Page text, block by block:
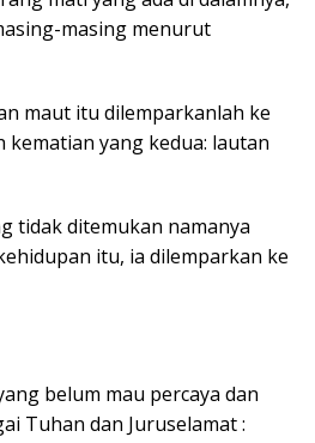
masing menurut
maut itu dilemparkanlah ke
kematian yang kedua: lautan
tidak ditemukan namanya
itu, ia dilemparkan ke
belum mau percaya dan
Tuhan dan Juruselamat :